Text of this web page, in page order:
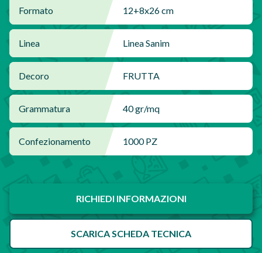
Formato 12+8x26 cm
Linea Linea Sanim
Decoro FRUTTA
Grammatura 40 gr/mq
Confezionamento 1000 PZ
RICHIEDI INFORMAZIONI
SCARICA SCHEDA TECNICA